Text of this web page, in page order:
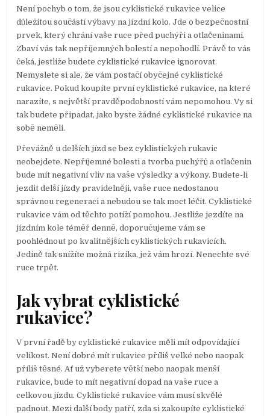
Není pochyb o tom, že jsou cyklistické rukavice velice
důležitou součástí výbavy na jízdní kolo. Jde o bezpečnostní
prvek, který chrání vaše ruce před puchýři a otlačeninami.
Zbaví vás tak nepříjemných bolestí a nepohodlí. Právě to vás
čeká, jestliže budete cyklistické rukavice ignorovat.
Nemyslete si ale, že vám postačí obyčejné cyklistické
rukavice. Pokud koupíte první cyklistické rukavice, na které
narazíte, s největší pravděpodobností vám nepomohou. Vy si
tak budete připadat, jako byste žádné cyklistické rukavice na
sobě neměli.
Převážně u delších jízd se bez cyklistických rukavic
neobejdete. Nepříjemné bolesti a tvorba puchýřů a otlačenin
bude mít negativní vliv na vaše výsledky a výkony. Budete-li
jezdit delší jízdy pravidelněji, vaše ruce nedostanou
správnou regeneraci a nebudou se tak moct léčit. Cyklistické
rukavice vám od těchto potíží pomohou. Jestliže jezdíte na
jízdním kole téměř denně, doporučujeme vám se
poohlédnout po kvalitnějších cyklistických rukavicích.
Jedině tak snížíte možná rizika, jež vám hrozí. Nenechte své
ruce trpět.
Jak vybrat cyklistické
rukavice?
V první řadě by cyklistické rukavice měli mít odpovídající
velikost. Není dobré mít rukavice příliš velké nebo naopak
příliš těsné. Ať už vyberete větší nebo naopak menší
rukavice, bude to mít negativní dopad na vaše ruce a
celkovou jízdu. Cyklistické rukavice vám musí skvělé
padnout. Mezi další body patří, zda si zakoupíte cyklistické